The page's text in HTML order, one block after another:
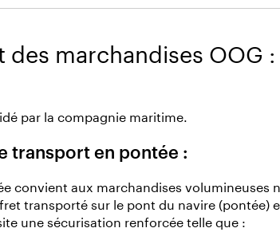
des marchandises OOG
par la compagnie maritime.
transport en pontée :
convient aux marchandises volumineuses
transporté sur le pont du navire (pontée)
une sécurisation renforcée telle que :